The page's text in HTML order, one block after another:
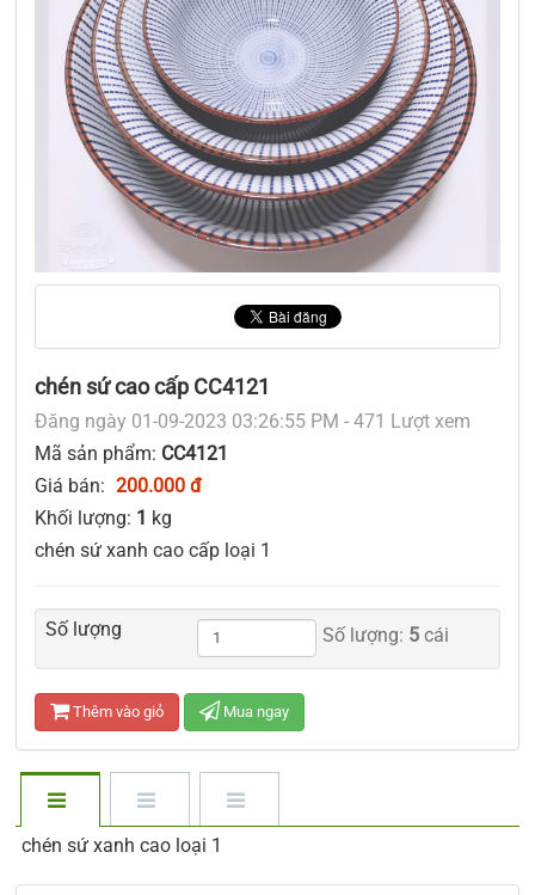
chén sứ cao cấp CC4121
Đăng ngày 01-09-2023 03:26:55 PM - 471 Lượt xem
Mã sản phẩm: CC4121
Giá bán: 200.000 đ
Khối lượng: 1 kg
chén sứ xanh cao cấp loại 1
Số lượng Số lượng: 5 cái
Thêm vào giỏ Mua ngay
chén sứ xanh cao loại 1